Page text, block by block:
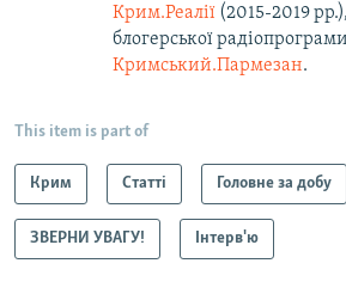
Крим.Реалії (2015-2019
блогерської радіопрограми
Кримський.Пармезан.​
This item is part of
Крим Статті Головне за добу
ЗВЕРНИ УВАГУ! Інтерв'ю